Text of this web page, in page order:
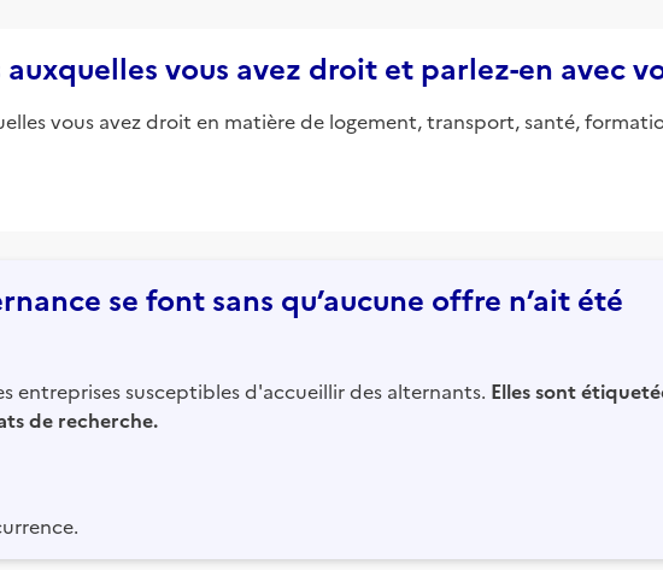
vous avez droit et parlez-en avec
vous avez droit en matière de logement, transport, santé,
se font sans qu’aucune offre n’ait été
entreprises susceptibles d'accueillir des alternants. Elles sont
de recherche.